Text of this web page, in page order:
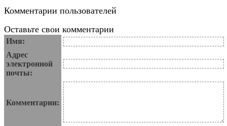
Комментарии пользователей
Оставьте свои комментарии
Имя:
Адрес
электронной
почты:
Комментарии: